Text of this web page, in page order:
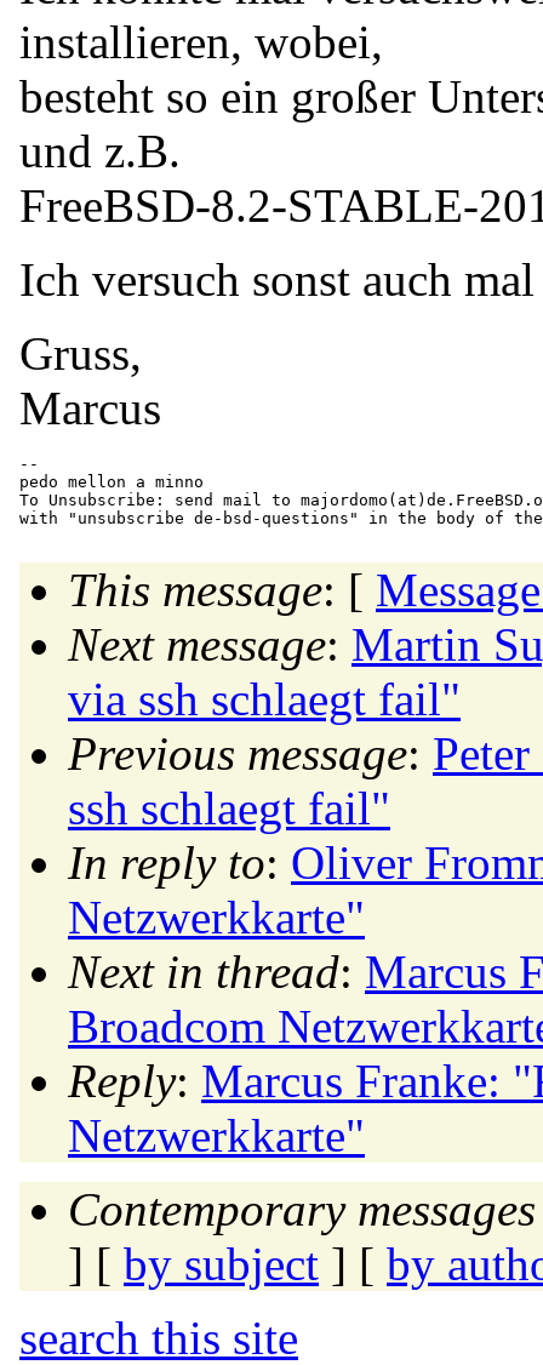
installieren, wobei,
besteht so ein großer
und z.B.
FreeBSD-8.2-STABLE-
Ich versuch sonst auch
Gruss,
Marcus
--
pedo mellon a minno
To Unsubscribe: send mail to majordomo(at)de.
This message: [
Next message: Martin
via ssh schlaegt fail"
Previous message:
ssh schlaegt fail"
In reply to: Oliver
Netzwerkkarte"
Next in thread: Marcus
Broadcom
Reply: Marcus Franke:
Netzwerkkarte"
Contemporary
] [ by subject ] [ by
search this site